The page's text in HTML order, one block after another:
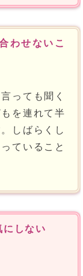
わせないこ
っても聞く
を連れて半
しばらくし
ていること
にしない